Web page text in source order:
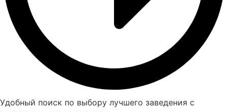
Удобный поиск по выбору лучшего заведения с